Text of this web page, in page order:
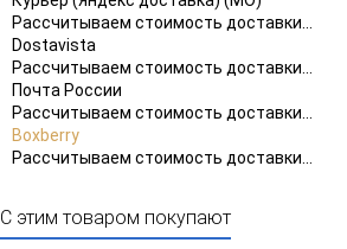
Рассчитываем стоимость доставки...
Dostavista
Рассчитываем стоимость доставки...
Почта России
Рассчитываем стоимость доставки...
Boxberry
Рассчитываем стоимость доставки...
С этим товаром покупают